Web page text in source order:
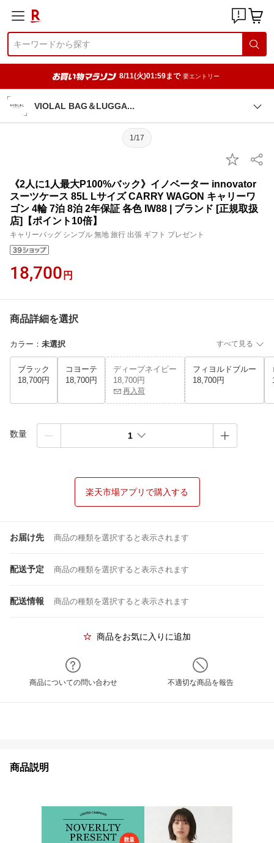
8/11(火)01:59まで 要エントリー
VIOLAL BAG＆LUGGA
1/17
《2人に1人最大P100%バック》イノベーター innovator
スーツケース 85L Lサイズ CARRY WAGON キャリーワ
ゴン 4輪 7泊 8泊 2年保証 各色 IW88 | ブランド [正規取扱
店]【ポイント10倍】
キャリーバッグ シンプル 無地 旅行 出張 ギフト プレゼント
18,700 円
商品詳細を選択
カラー ： 未選択 すべて見る
ブラック
18,700円
コヨーテ
18,700円
ディープネイビー
18,700円
再入荷
フィヨルドブルー
18,700円
数量 1
楽天市場アプリで購入する
お届け先 商品の種類を選択すると表示されます
配送予定 商品の種類を選択すると表示されます
配送情報 商品の種類を選択すると表示されます
商品をお気に入りに追加
商品についての問い合わせ 不適切な商品を報告
商品説明